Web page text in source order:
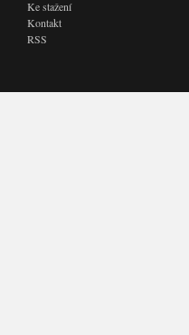
Ke stažení
Kontakt
RSS